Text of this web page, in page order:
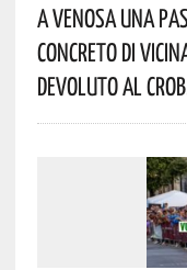
A Venosa Una
Concreto Di
Devoluto Al